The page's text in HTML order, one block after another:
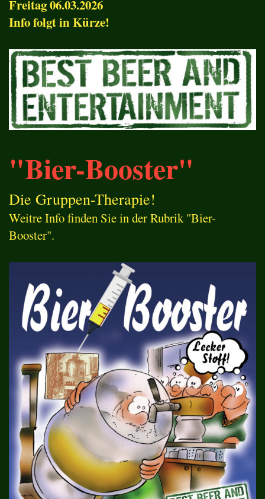
Freitag 06.03.2026
Info folgt in Kürze!
"Bier-Booster"
Die Gruppen-Therapie!
Weitre Info finden Sie in der Rubrik "Bier-
Booster".